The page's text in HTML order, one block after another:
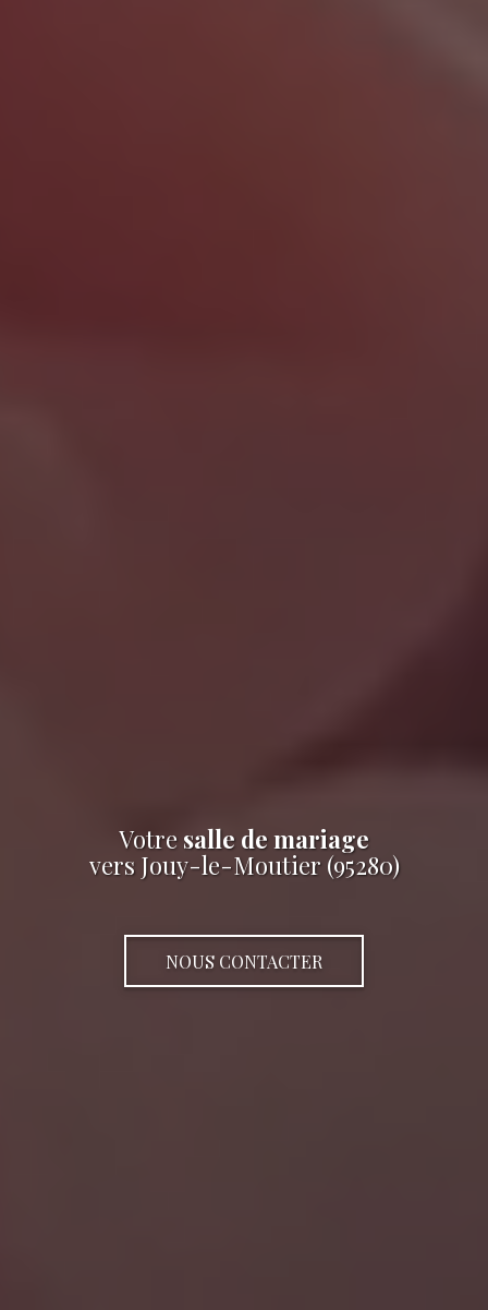
Votre salle de mariage
vers Jouy-le-Moutier (95280)
NOUS CONTACTER